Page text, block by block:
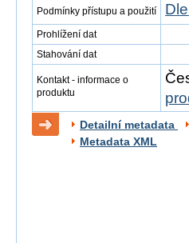
Podmínky přístupu a použití
Prohlížení dat
Stahování dat
Kontakt - informace o
produktu
Detailní metadata
Metadata XML